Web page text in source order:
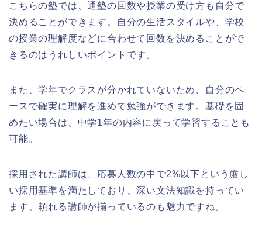
こちらの塾では、通塾の回数や授業の受け方も自分で
決めることができます。自分の生活スタイルや、学校
の授業の理解度などに合わせて回数を決めることがで
きるのはうれしいポイントです。
また、学年でクラスが分かれていないため、自分のペ
ースで確実に理解を進めて勉強ができます。基礎を固
めたい場合は、中学1年の内容に戻って学習することも
可能。
採用された講師は、応募人数の中で2%以下という厳し
い採用基準を満たしており、深い文法知識を持ってい
ます。頼れる講師が揃っているのも魅力ですね。